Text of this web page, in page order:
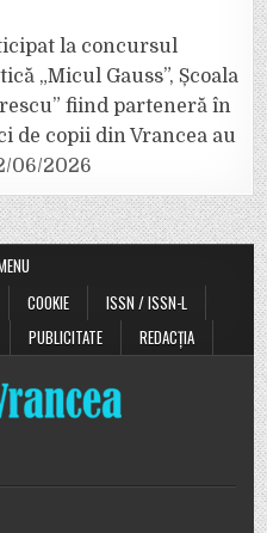
la concursul
„Micul Gauss”, Școala
fiind parteneră în
de copii din Vrancea au
06/2026
COOKIE
ISSN / ISSN-L
PUBLICITATE REDACȚIA